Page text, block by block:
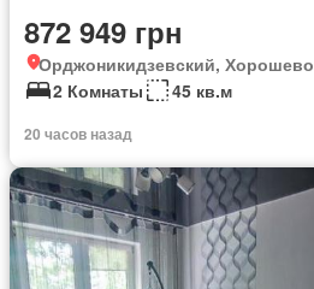
872 949 грн
Орджоникидзевский, Хорошево
2 Комнаты
45 кв.м
20 часов назад